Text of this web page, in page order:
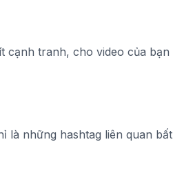
cạnh tranh, cho video của bạn
là những hashtag liên quan bất